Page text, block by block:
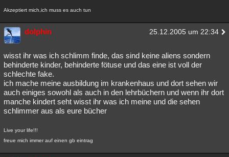
Akzeptiert mich,ich muss es auch tun
dolphin 25.12.2005 um 22:34
wisst ihr was ich schlimm finde, das sind keine aliens sondern
behinderte kinder, behinderte fötuse und das eine ist voll der
schlechte fake.
ich mache meine ausbildung im krankenhaus und dort sehen wir
auch einiges sowohl als auch in den lehrbüchern und wenn ihr dort
manche kindert seht wisst ihr was ich meine und die sehen
schlimmer aus als eure bücher
Live your life!!!
freue mich immer auf einen gb eintrag